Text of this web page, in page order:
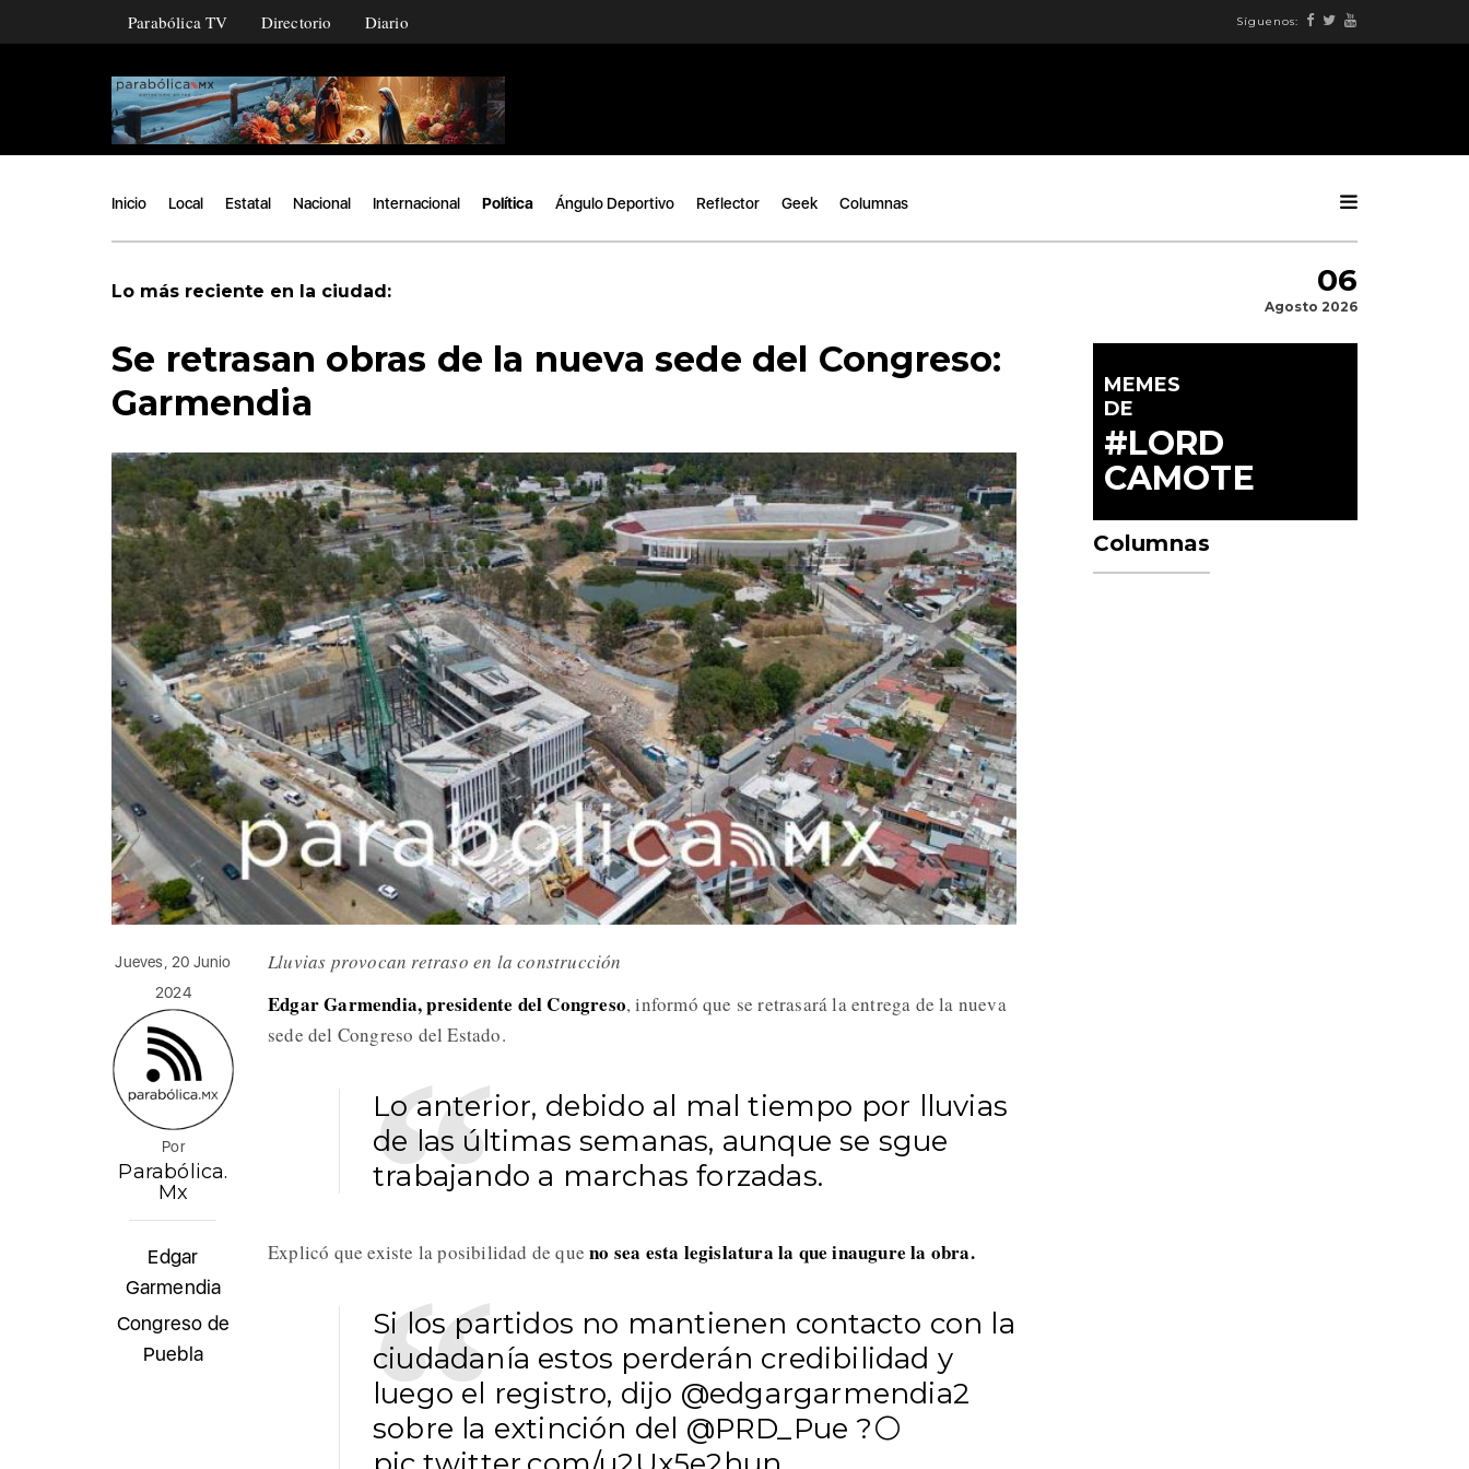
Parabólica TV Directorio Diario Síguenos:
Inicio Local Estatal Nacional Internacional Política Ángulo Deportivo Reflector Geek Columnas
Lo más reciente en la ciudad: 06
Agosto 2026
Se retrasan obras de la nueva sede del Congreso:
Garmendia
Jueves, 20 Junio
2024
Por
Parabólica.
Mx
Edgar
Garmendia
Congreso de
Puebla
Lluvias provocan retraso en la construcción
Edgar Garmendia, presidente del Congreso, informó que se retrasará la entrega de la nueva
sede del Congreso del Estado.
Lo anterior, debido al mal tiempo por lluvias
de las últimas semanas, aunque se sgue
trabajando a marchas forzadas.
Explicó que existe la posibilidad de que no sea esta legislatura la que inaugure la obra.
Si los partidos no mantienen contacto con la
ciudadanía estos perderán credibilidad y
luego el registro, dijo @edgargarmendia2
sobre la extinción del @PRD_Pue ?⚪
MEMES
DE
#LORD
CAMOTE
Columnas